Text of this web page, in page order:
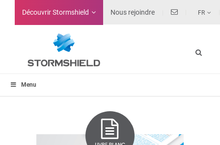
Découvrir Stormshield Nous rejoindre FR
Menu